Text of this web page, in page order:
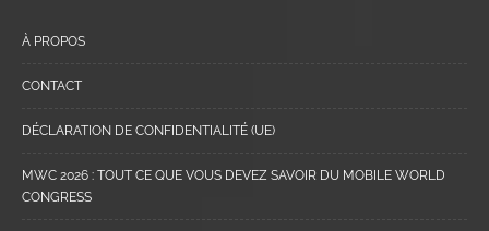
À PROPOS
CONTACT
DÉCLARATION DE CONFIDENTIALITÉ (UE)
MWC 2026 : TOUT CE QUE VOUS DEVEZ SAVOIR DU MOBILE WORLD
CONGRESS